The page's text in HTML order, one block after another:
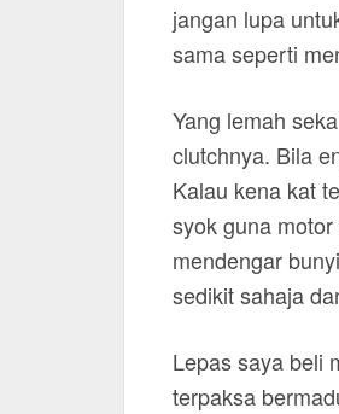
jangan lupa
sama seperti
Yang lemah
clutchnya. Bila
Kalau kena kat
syok guna
mendengar
sedikit sahaja
Lepas saya beli
terpaksa